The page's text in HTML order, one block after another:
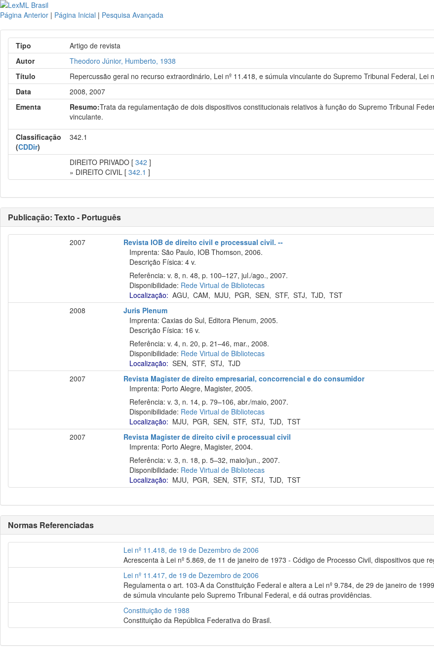
Página Anterior | Página Inicial | Pesquisa Avançada
Tipo
Artigo de revista
Autor
Theodoro Júnior, Humberto, 1938
Título
Repercussão geral no recurso extraordinário, Lei nº 11.418, e súmula vinculante do Supremo Tribunal Federal, Lei
Data
2008, 2007
Ementa
Resumo:Trata da regulamentação de dois dispositivos constitucionais relativos à função do Supremo Tribunal
vinculante.
Classificação
(CDDir)
342.1
DIREITO PRIVADO [342 ]
» DIREITO CIVIL [342.1 ]
Publicação: Texto - Português
2007
Revista IOB de direito civil e processual civil. --
Imprenta: São Paulo, IOB Thomson, 2006.
Descrição Física: 4 v.
Referência: v. 8, n. 48, p. 100–127, jul./ago., 2007.
Disponibilidade: Rede Virtual de Bibliotecas
Localização: AGU,CAM, MJU, PGR,SEN,STF,STJ,TJD,TST
2008
Juris Plenum
Imprenta: Caxias do Sul, Editora Plenum, 2005.
Descrição Física: 16 v.
Referência: v. 4, n. 20, p. 21–46, mar., 2008.
Disponibilidade: Rede Virtual de Bibliotecas
Localização: SEN,STF,STJ,TJD
2007
Revista Magister de direito empresarial, concorrencial e do consumidor
Imprenta: Porto Alegre, Magister, 2005.
Referência: v. 3, n. 14, p. 79–106, abr./maio, 2007.
Disponibilidade: Rede Virtual de Bibliotecas
Localização: MJU, PGR,SEN,STF,STJ,TJD,TST
2007
Revista Magister de direito civil e processual civil
Imprenta: Porto Alegre, Magister, 2004.
Referência: v. 3, n. 18, p. 5–32, maio/jun., 2007.
Disponibilidade: Rede Virtual de Bibliotecas
Localização: MJU, PGR,SEN,STF,STJ,TJD,TST
Normas Referenciadas
Lei nº 11.418, de 19 de Dezembro de 2006
Acrescenta à Lei nº 5.869, de 11 de janeiro de 1973 - Código de Processo Civil, dispositivos que
Lei nº 11.417, de 19 de Dezembro de 2006
Regulamenta o art. 103-A da Constituição Federal e altera a Lei nº 9.784, de 29 de janeiro de
de súmula vinculante pelo Supremo Tribunal Federal, e dá outras providências.
Constituição de 1988
Constituição da República Federativa do Brasil.